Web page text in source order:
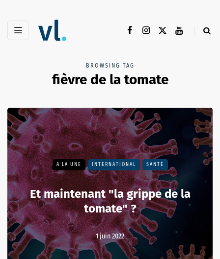
BROWSING TAG
fièvre de la tomate
A LA UNE INTERNATIONAL SANTÉ
Et maintenant "la grippe de la
tomate" ?
1 juin 2022